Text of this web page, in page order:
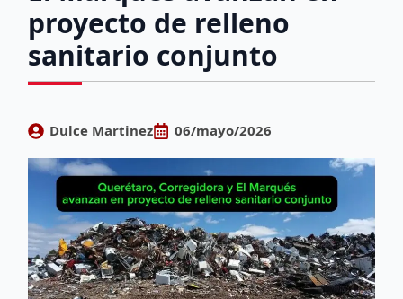
proyecto de relleno
sanitario conjunto
Dulce Martinez 06/mayo/2026